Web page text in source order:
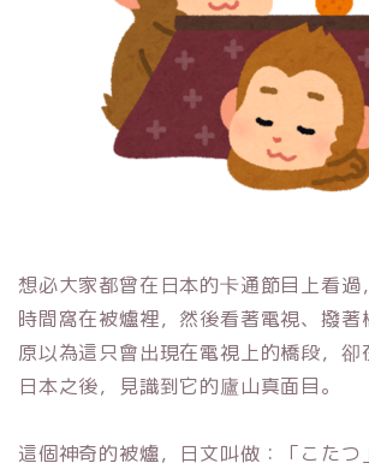
想必大家都曾在日本的卡通節目上看過
時間窩在被爐裡，然後看著電視、撥著
原以為這只會出現在電視上的橋段，卻
日本之後，見識到它的廬山真面目。
這個神奇的被爐，日文叫做：「こたつ